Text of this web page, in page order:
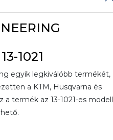
1021
egyik legkiválóbb termékét,
a KTM, Husqvarna és
termék az 13-1021-es modell